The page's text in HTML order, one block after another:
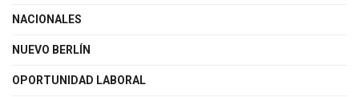
NACIONALES
NUEVO BERLÍN
OPORTUNIDAD LABORAL